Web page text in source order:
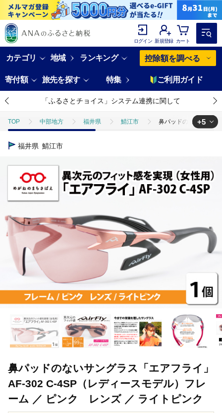
ログイン 新規登録 カート
カテゴリ 地域 ランキング 控除額を調べる
寄付額 旅先を探す 特集 ご利用ガイド
「ふるさとチョイス」システム連携に関して
TOP 中部地方 福井県 鯖江市 鼻パッドのないサング
TOP
日用品・雑貨 ほかの雑貨・日用品 鼻パッドのないサ
鼻パッドのないサングラス「エアフライ」
TOP ファッション 小物 鼻パッドのないサングラス「エア
+5
福井県 鯖江市
鼻パッドのないサングラス「エアフライ」
AF-302 C-4SP（レディースモデル）フレ
ーム ／ ピンク レンズ ／ ライトピンク